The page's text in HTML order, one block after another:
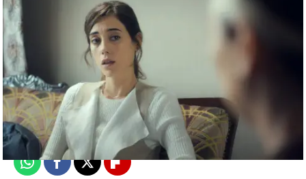
Nova
Madrid
Publicado: 07 de abril de 2019, 23:31
WhatsappFacebook
X Flipboard